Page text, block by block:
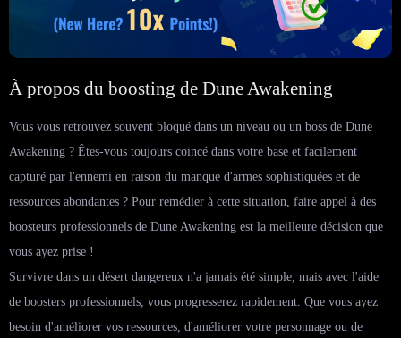
À propos du boosting de Dune Awakening
Vous vous retrouvez souvent bloqué dans un niveau ou un boss de Dune
Awakening ? Êtes-vous toujours coincé dans votre base et facilement
capturé par l'ennemi en raison du manque d'armes sophistiquées et de
ressources abondantes ? Pour remédier à cette situation, faire appel à des
boosteurs professionnels de Dune Awakening est la meilleure décision que
vous ayez prise !
Survivre dans un désert dangereux n'a jamais été simple, mais avec l'aide
de boosters professionnels, vous progresserez rapidement. Que vous ayez
besoin d'améliorer vos ressources, d'améliorer votre personnage ou de